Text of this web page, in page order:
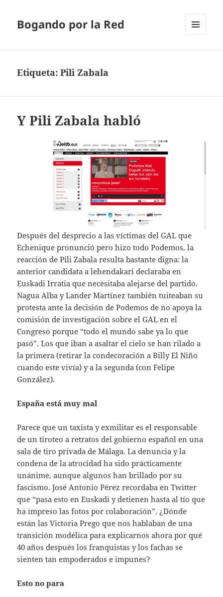
Bogando por la Red
Etiqueta:Pili Zabala
Y Pili Zabala habló
Después del desprecio a las víctimas del GAL que
Echenique pronunció pero hizo todo Podemos, la
reacción de Pili Zabala resulta bastante digna: la
anterior candidata a lehendakari declaraba en
Euskadi Irratia que necesitaba alejarse del partido.
Nagua Alba y Lander Martínez también tuiteaban su
protesta ante la decisión de Podemos de no apoya la
comisión de investigación sobre el GAL en el
Congreso porque “todo el mundo sabe ya lo que
pasó”. Los que iban a asaltar el cielo se han rilado a
la primera (retirar la condecoración a Billy El Niño
cuando este vivía) y a la segunda (con Felipe
González).
España está muy mal
Parece que un taxista y exmilitar es el responsable
de un tiroteo a retratos del gobierno español en una
sala de tiro privada de Málaga. La denuncia y la
condena de la atrocidad ha sido prácticamente
unánime, aunque algunos han brillado por su
fascismo. José Antonio Pérez recordaba en Twitter
que “pasa esto en Euskadi y detienen hasta al tío que
ha impreso las fotos por colaboración”. ¿Dónde
están las Victoria Prego que nos hablaban de una
transición modélica para explicarnos ahora por qué
40 años después los franquistas y los fachas se
sienten tan empoderados e impunes?
Esto no para